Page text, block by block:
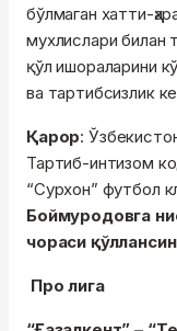
бўлмаган хатти-
мухлислари билан
қўл ишораларини
ва тартибсизлик
Қарор:
Тартиб-интизом
“Сурхон” футбол
Боймуродовга
чораси
Про лига